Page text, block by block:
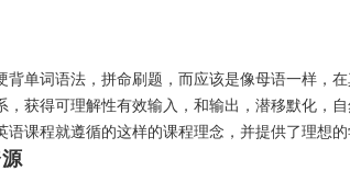
词语法，拼命刷题，而应该是像母语一样，在
，获得可理解性有效输入，和输出，潜移默化，
课程就遵循的这样的课程理念，并提供了理想的